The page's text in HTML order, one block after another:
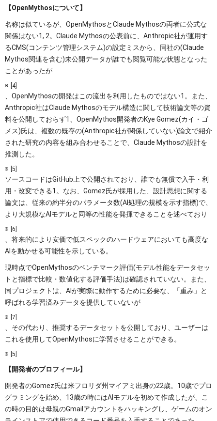
【OpenMythosについて】
名称は似ているが、OpenMythosとClaude Mythosの両者に公式な
関係はない1, 2。Claude Mythosの公表前に、Anthropic社が運用す
るCMS(コンテンツ管理システム)の設定ミスから、同社の(Claude
Mythos関連を含む)未公開データが誰でも閲覧可能な状態となった
ことがあったが
[4]
、OpenMythosの開発はこの流出を利用したものではない1。また、
Anthropic社はClaude Mythosのモデル構造に関して技術論文等の資
料を公開しておらず1、OpenMythos開発者のKye Gomez(カイ・ゴ
メス)氏は、複数の既存の(Anthropic社が関係していない)論文で紹介
された研究の内容を組み合わせることで、Claude Mythosの設計を
推測した。
[5]
ソースコードはGitHub上で公開されており、誰でも無償で入手・利
用・改変できる1。なお、Gomez氏が採用した、設計思想に関する
論文は、従来の約半分のパラメータ数(AI処理の規模を示す指標)で、
より大規模なAIモデルと同等の性能を発揮できることを述べており
[6]
、将来的により安価で低スペックのハードウェアにおいても高度な
AIを動かせる可能性を示している。
現時点でOpenMythosのベンチマーク評価(モデル性能をデータセッ
トと指標で比較・数値化する評価手法)は確認されていない。また、
同プロジェクトは、AIが実際に動作するために必要な、「重み」と
呼ばれる学習済みデータを提供していないが
[7]
、その代わり、推奨するデータセットを公開しており、ユーザーは
これを使用してOpenMythosに学習させることができる。
[5]
【開発者のプロフィール】
開発者のGomez氏は米フロリダ州マイアミ出身の22歳。10歳でプロ
グラミングを始め、13歳の時にはAIモデルを初めて作成したが、こ
の時の目的は母親のGmailアカウントをハッキングし、ゲームのオン